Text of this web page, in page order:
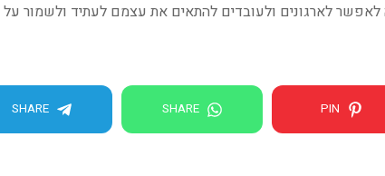
לאפשר לארגונים ולעובדים להתאים את עצמם לעתיד ולשמור על
PIN
SHARE
SHARE